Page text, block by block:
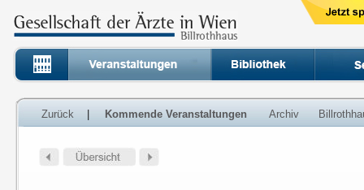
Zurück Kommende Veranstaltungen Archiv